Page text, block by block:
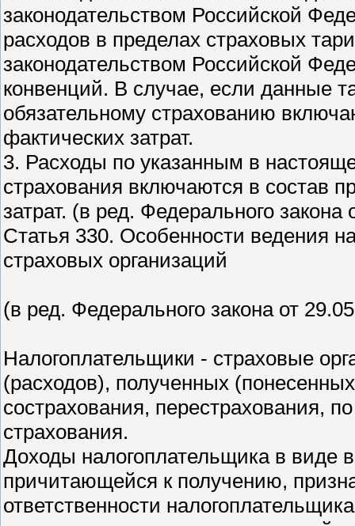
законодательством Российской
расходов в пределах страховых
законодательством Российской
конвенций. В случае, если данные
обязательному страхованию
фактических затрат.
3. Расходы по указанным в
страхования включаются в состав
затрат. (в ред. Федерального
Статья 330. Особенности ведения
страховых организаций
(в ред. Федерального закона от
Налогоплательщики - страховые
(расходов), полученных
сострахования, перестрахования,
страхования.
Доходы налогоплательщика в виде
причитающейся к получению,
ответственности